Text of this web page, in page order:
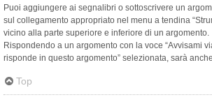
Puoi aggiungere ai segnalibri o sottoscrivere un
sul collegamento appropriato nel menu a tendina
vicino alla parte superiore e inferiore di un argomento.
Rispondendo a un argomento con la voce “Avvisami
risponde in questo argomento” selezionata, sarà
Top